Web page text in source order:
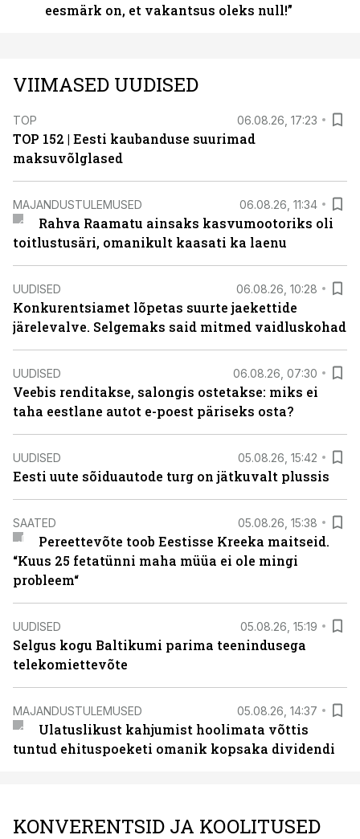
eesmärk on, et vakantsus oleks null!”
VIIMASED UUDISED
TOP 06.08.26, 17:23
TOP 152 | Eesti kaubanduse suurimad
maksuvõlglased
MAJANDUSTULEMUSED 06.08.26, 11:34
Rahva Raamatu ainsaks kasvumootoriks oli
toitlustusäri, omanikult kaasati ka laenu
UUDISED 06.08.26, 10:28
Konkurentsiamet lõpetas suurte jaekettide
järelevalve. Selgemaks said mitmed vaidluskohad
UUDISED 06.08.26, 07:30
Veebis renditakse, salongis ostetakse: miks ei
taha eestlane autot e-poest päriseks osta?
UUDISED 05.08.26, 15:42
Eesti uute sõiduautode turg on jätkuvalt plussis
SAATED 05.08.26, 15:38
Pereettevõte toob Eestisse Kreeka maitseid.
“Kuus 25 fetatünni maha müüa ei ole mingi
probleem“
UUDISED 05.08.26, 15:19
Selgus kogu Baltikumi parima teenindusega
telekomiettevõte
MAJANDUSTULEMUSED 05.08.26, 14:37
Ulatuslikust kahjumist hoolimata võttis
tuntud ehituspoeketi omanik kopsaka dividendi
KONVERENTSID JA KOOLITUSED